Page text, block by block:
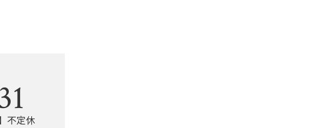
不定休